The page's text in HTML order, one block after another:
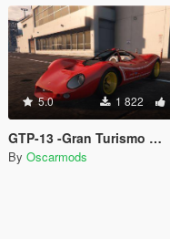
5.0 1 822
GTP-13 -Gran Turismo Prototype 2013
By Oscarmods